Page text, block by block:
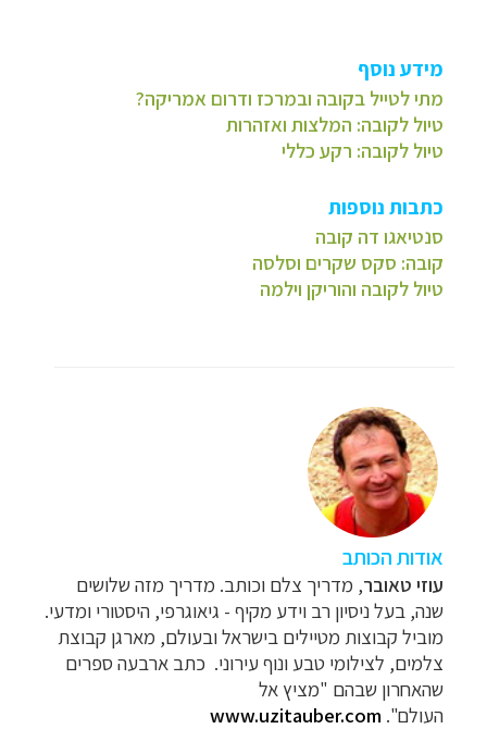
מידע נוסף
מתי לטייל בקובה ובמרכז ודרום אמריקה?
טיול לקובה: המלצות ואזהרות
טיול לקובה: רקע כללי
כתבות נוספות
סנטיאגו דה קובה
קובה: סקס שקרים וסלסה
טיול לקובה והוריקן וילמה
אודות הכותב
עוזי טאובר, מדריך צלם וכותב. מדריך מזה שלושים
שנה, בעל ניסיון רב וידע מקיף - גיאוגרפי, היסטורי ומדעי.
מוביל קבוצות מטיילים בישראל ובעולם, מארגן קבוצת
צלמים, לצילומי טבע ונוף עירוני. כתב ארבעה ספרים
שהאחרון שבהם "מציץ אל
העולם". www.uzitauber.com